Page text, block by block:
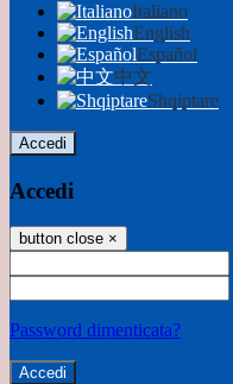
Italiano
English
Español
中文
Shqiptare
Accedi
Accedi
button close ×
Password dimenticata?